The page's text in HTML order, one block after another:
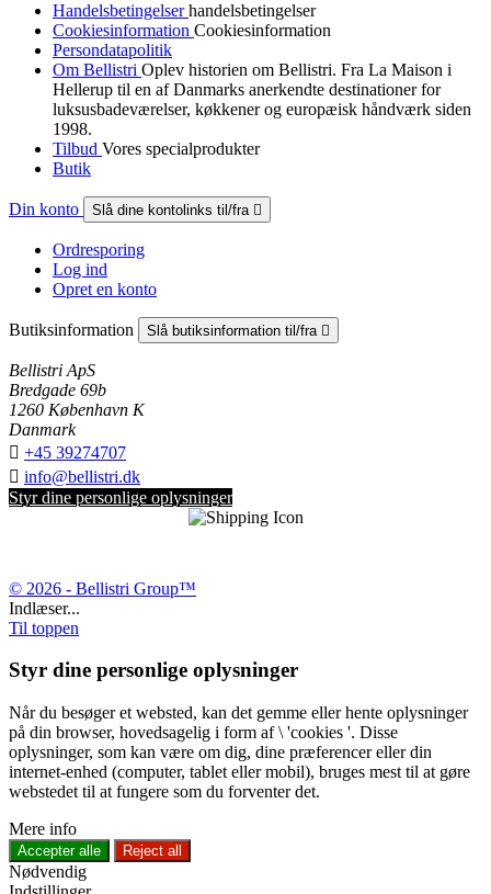
Handelsbetingelserhandelsbetingelser
Cookiesinformation Cookiesinformation
Persondatapolitik
Om Bellistri Oplev historien om Bellistri. Fra La Maison i
Hellerup til en af Danmarks anerkendte destinationer for
luksus­badeværelser, køkkener og europæisk håndværk siden
1998.
Tilbud Vores specialprodukter
Butik
Din konto Slå dine kontolinks til/fra 
Ordresporing
Log ind
Opret en konto
Butiksinformation Slå butiksinformation til/fra 
Bellistri ApS
Bredgade 69b
1260 København K
Danmark
 +45 39274707
 info@bellistri.dk
Styr dine personlige oplysninger
© 2026 - Bellistri Group™
Indlæser...
Til toppen
Styr dine personlige oplysninger
Når du besøger et websted, kan det gemme eller hente oplysninger
på din browser, hovedsagelig i form af \ 'cookies '. Disse
oplysninger, som kan være om dig, dine præferencer eller din
internet-enhed (computer, tablet eller mobil), bruges mest til at gøre
webstedet til at fungere som du forventer det.
Mere info
Accepter alle Reject all
Nødvendig